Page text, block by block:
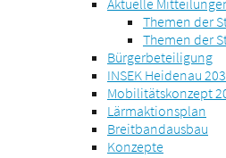
Aktuelle
Themen der
Themen der
Bürgerbeteiligung
INSEK Heidenau
Mobilitätskonzept
Lärmaktionsplan
Breitbandausbau
Konzepte